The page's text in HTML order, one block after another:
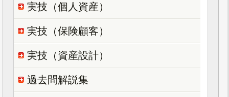
実技（個人資産）
実技（保険顧客）
実技（資産設計）
過去問解説集